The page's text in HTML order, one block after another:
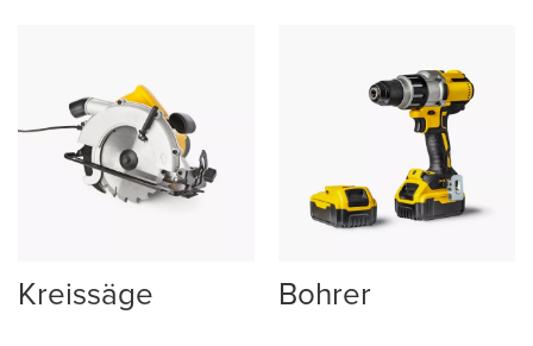
Kreissäge Bohrer